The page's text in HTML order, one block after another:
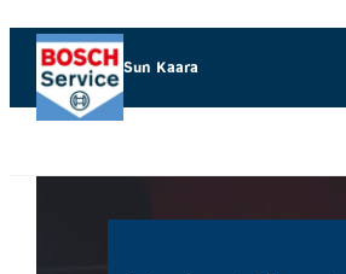
Siirry
sisältöön
Sun Kaara